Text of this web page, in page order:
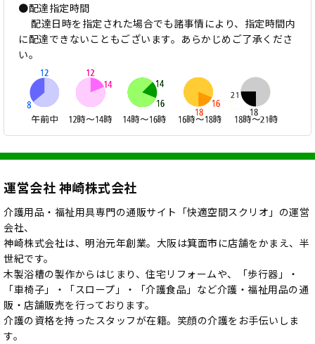
●配達指定時間
配達日時を指定された場合でも諸事情により、指定時間内
に配達できないこともございます。あらかじめご了承くださ
い。
運営会社 神崎株式会社
介護用品・福祉用具専門の通販サイト「快適空間スクリオ」の運営
会社、
神崎株式会社は、明治元年創業。大阪は箕面市に店舗をかまえ、半
世紀です。
木製浴槽の製作からはじまり、住宅リフォームや、「歩行器」・
「車椅子」・「スロープ」・「介護食品」など介護・福祉用品の通
販・店舗販売を行っております。
介護の資格を持ったスタッフが在籍。笑顔の介護をお手伝いしま
す。